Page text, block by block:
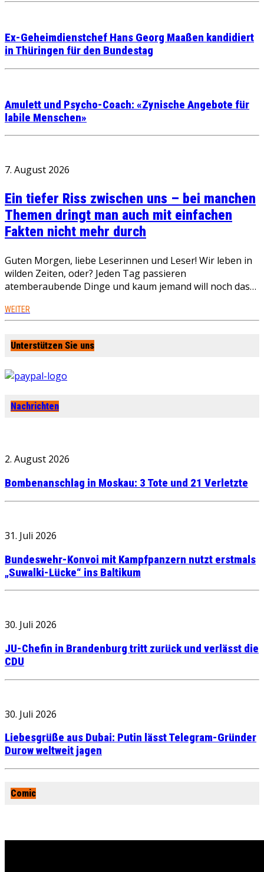
Ex-Geheimdienstchef Hans Georg Maaßen kandidiert
in Thüringen für den Bundestag
Amulett und Psycho-Coach: «Zynische Angebote für
labile Menschen»
7. August 2026
Ein tiefer Riss zwischen uns – bei manchen
Themen dringt man auch mit einfachen
Fakten nicht mehr durch
Guten Morgen, liebe Leserinnen und Leser! Wir leben in
wilden Zeiten, oder? Jeden Tag passieren
atemberaubende Dinge und kaum jemand will noch das…
WEITER
Unterstützen Sie uns
Nachrichten
2. August 2026
Bombenanschlag in Moskau: 3 Tote und 21 Verletzte
31. Juli 2026
Bundeswehr-Konvoi mit Kampfpanzern nutzt erstmals
„Suwalki-Lücke“ ins Baltikum
30. Juli 2026
JU-Chefin in Brandenburg tritt zurück und verlässt die
CDU
30. Juli 2026
Liebesgrüße aus Dubai: Putin lässt Telegram-Gründer
Durow weltweit jagen
Comic